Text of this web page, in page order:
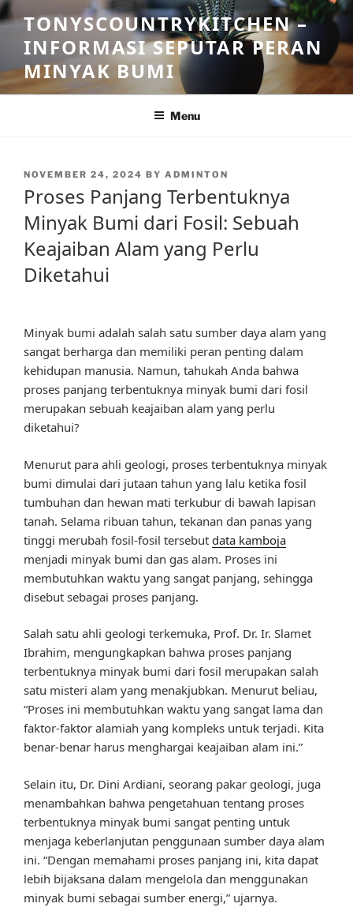
Skip
to
content
TONYSCOUNTRYKITCHEN –
INFORMASI SEPUTAR PERAN
MINYAK BUMI
Menu
POSTED
NOVEMBER 24, 2024 BY ADMINTON
Proses Panjang Terbentuknya
Minyak Bumi dari Fosil: Sebuah
Keajaiban Alam yang Perlu
Diketahui
Minyak bumi adalah salah satu sumber daya alam yang
sangat berharga dan memiliki peran penting dalam
kehidupan manusia. Namun, tahukah Anda bahwa
proses panjang terbentuknya minyak bumi dari fosil
merupakan sebuah keajaiban alam yang perlu
diketahui?
Menurut para ahli geologi, proses terbentuknya minyak
bumi dimulai dari jutaan tahun yang lalu ketika fosil
tumbuhan dan hewan mati terkubur di bawah lapisan
tanah. Selama ribuan tahun, tekanan dan panas yang
tinggi merubah fosil-fosil tersebut data kamboja
menjadi minyak bumi dan gas alam. Proses ini
membutuhkan waktu yang sangat panjang, sehingga
disebut sebagai proses panjang.
Salah satu ahli geologi terkemuka, Prof. Dr. Ir. Slamet
Ibrahim, mengungkapkan bahwa proses panjang
terbentuknya minyak bumi dari fosil merupakan salah
satu misteri alam yang menakjubkan. Menurut beliau,
“Proses ini membutuhkan waktu yang sangat lama dan
faktor-faktor alamiah yang kompleks untuk terjadi. Kita
benar-benar harus menghargai keajaiban alam ini.”
Selain itu, Dr. Dini Ardiani, seorang pakar geologi, juga
menambahkan bahwa pengetahuan tentang proses
terbentuknya minyak bumi sangat penting untuk
menjaga keberlanjutan penggunaan sumber daya alam
ini. “Dengan memahami proses panjang ini, kita dapat
lebih bijaksana dalam mengelola dan menggunakan
minyak bumi sebagai sumber energi,” ujarnya.